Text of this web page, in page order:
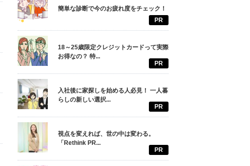
簡単な診断で今のお疲れ度をチェック！
PR
18～25歳限定クレジットカードって実際
お得なの？ 特...
PR
入社後に家探しを始める人必見！ 一人暮
らしの新しい選択...
PR
視点を変えれば、世の中は変わる。
「Rethink PR...
PR